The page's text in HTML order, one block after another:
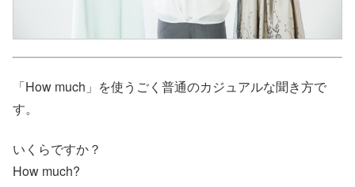
「How much」を使うごく普通のカジュアルな聞き方で
す。
いくらですか？
How much?